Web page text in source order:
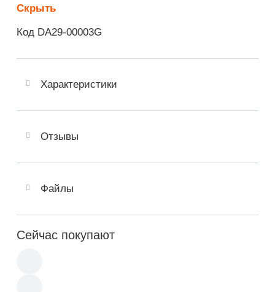
Скрыть
Код DA29-00003G
Характеристики
Отзывы
Файлы
Сейчас покупают